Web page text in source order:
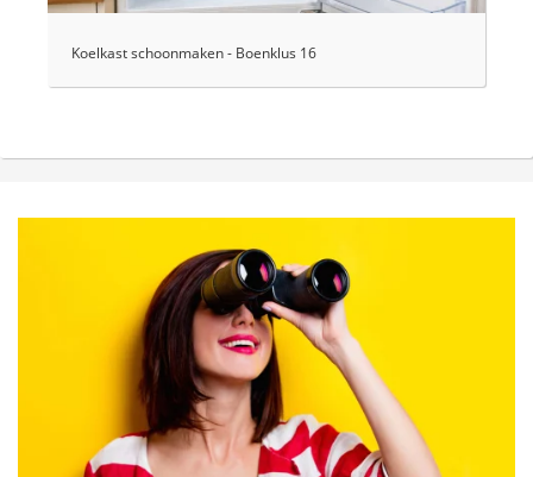
Koelkast schoonmaken - Boenklus 16